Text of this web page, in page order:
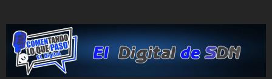
to
content